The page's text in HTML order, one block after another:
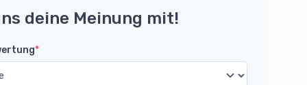
deine Meinung mit!
*